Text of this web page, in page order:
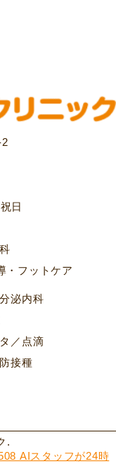
日
・フットケア
泌内科
／点滴
接種
.